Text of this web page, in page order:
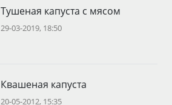
Тушеная капуста с мясом
29-03-2019, 18:50
Квашеная капуста
20-05-2012, 15:35